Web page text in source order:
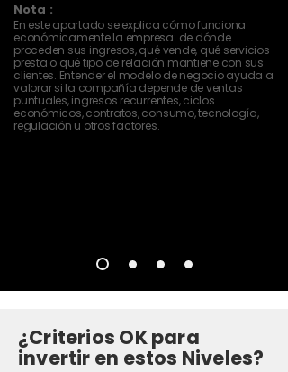
Nota :
En este apartado se explica cómo funciona
económicamente la empresa: de dónde
proceden sus ingresos, qué vende, qué servicios
presta o qué tipo de relación mantiene con sus
clientes. Entender el modelo de negocio ayuda a
valorar si la compañía depende de ventas
puntuales, ingresos recurrentes, ciclos
económicos, contratos, consumo, tecnología,
regulación u otros factores.
¿Criterios OK para
invertir en estos Niveles?